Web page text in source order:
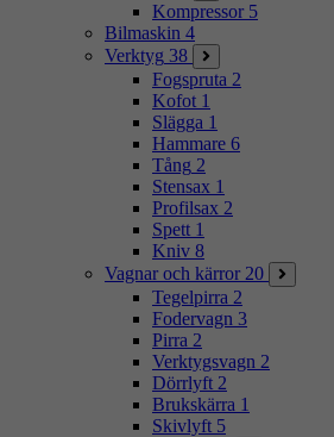
Kompressor 5
Bilmaskin 4
Verktyg 38
Fogspruta 2
Kofot 1
Slägga 1
Hammare 6
Tång 2
Stensax 1
Profilsax 2
Spett 1
Kniv 8
Vagnar och kärror 20
Tegelpirra 2
Fodervagn 3
Pirra 2
Verktygsvagn 2
Dörrlyft 2
Brukskärra 1
Skivlyft 5